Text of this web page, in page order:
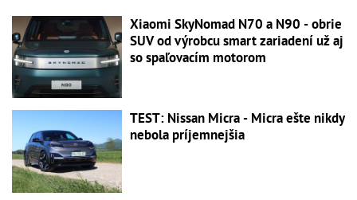
Xiaomi SkyNomad N70 a N90 - obrie
SUV od výrobcu smart zariadení už aj
so spaľovacím motorom
TEST: Nissan Micra - Micra ešte nikdy
nebola príjemnejšia